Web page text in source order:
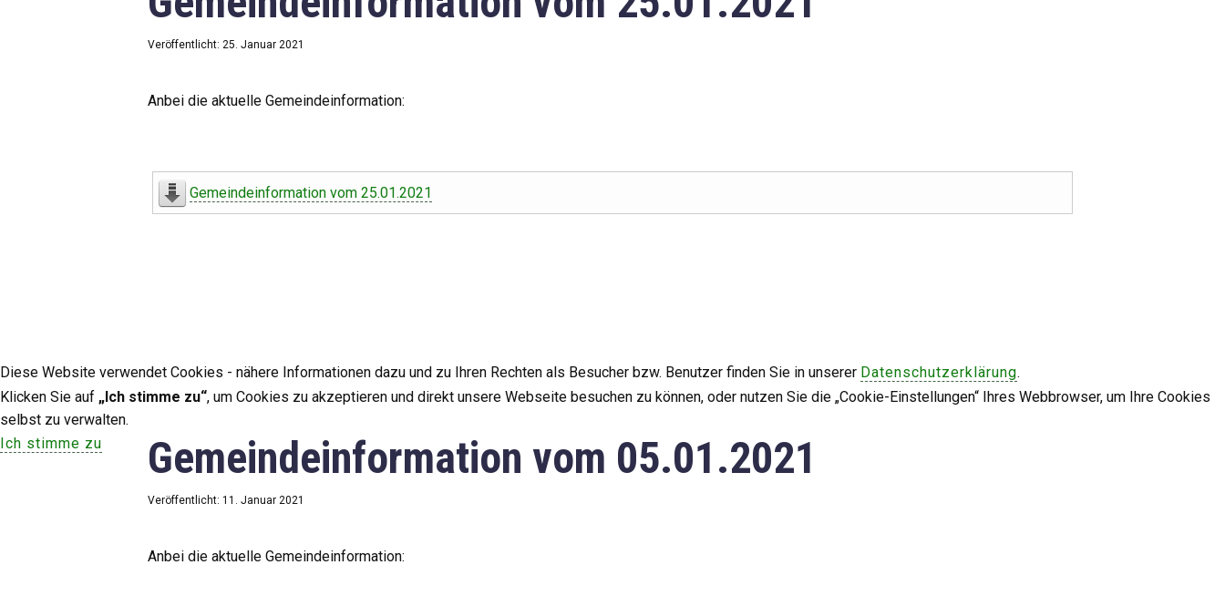
Veröffentlicht: 25. Januar 2021
Anbei die aktuelle Gemeindeinformation:
Gemeindeinformation vom 25.01.2021
Gemeindeinformation vom 05.01.2021
Veröffentlicht: 11. Januar 2021
Anbei die aktuelle Gemeindeinformation:
Diese Website verwendet Cookies - nähere Informationen dazu und zu Ihren Rechten als Besucher bzw. Benutzer finden Sie in unserer Datenschutzerklärung.
Klicken Sie auf „Ich stimme zu“, um Cookies zu akzeptieren und direkt unsere Webseite besuchen zu können, oder nutzen Sie die „Cookie-Einstellungen“ Ihres Webbrowser, um Ihre Cookies
selbst zu verwalten.
Ich stimme zu